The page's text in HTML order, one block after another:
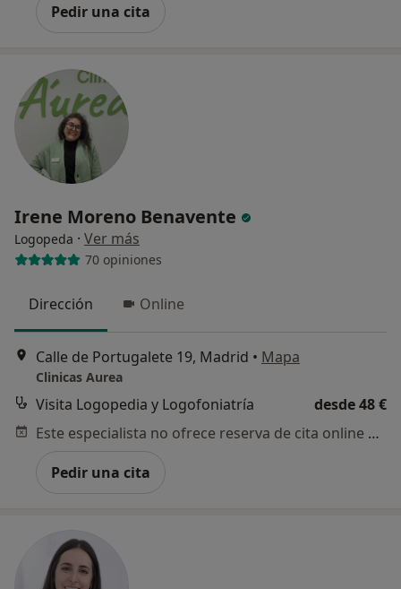
Pedir una cita
Irene Moreno Benavente
Logopeda · Ver más
70 opiniones
Dirección Online
Calle de Portugalete 19, Madrid • Mapa
Clinicas Aurea
Visita Logopedia y Logofoniatría
desde 48 €
Este especialista no ofrece reserva de cita online en esta dirección.
Pedir una cita